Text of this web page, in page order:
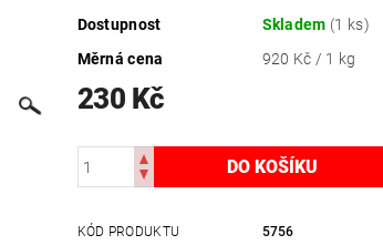
Dostupnost Skladem (1 ks)
Měrná cena
920 Kč / 1 kg
230 Kč
KÓD PRODUKTU
5756